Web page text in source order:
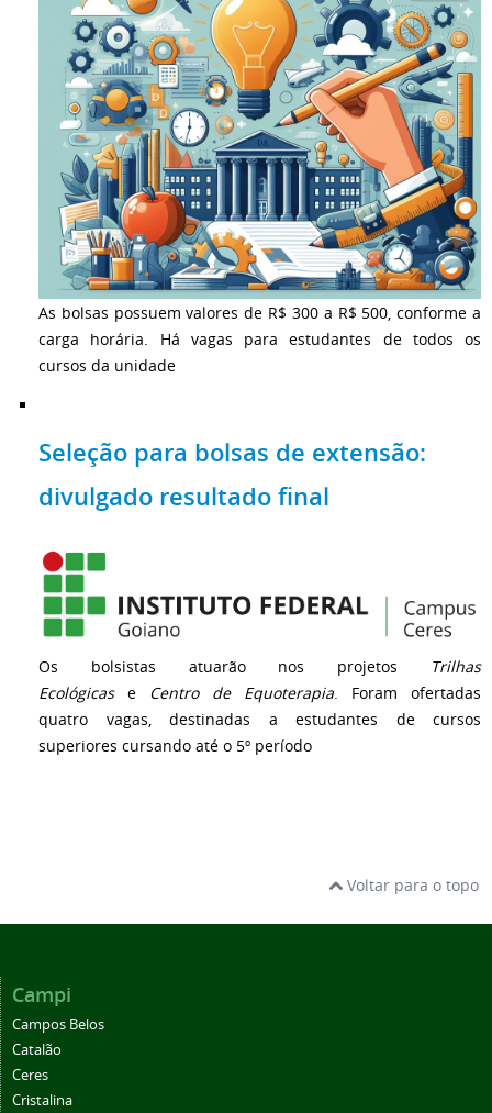
As bolsas possuem valores de R$ 300 a R$ 500, conforme a
carga horária. Há vagas para estudantes de todos os
cursos da unidade
Seleção para bolsas de extensão:
divulgado resultado final
Os bolsistas atuarão nos projetos
Trilhas
Ecológicase Centro de Equoterapia . Foram ofertadas
quatro vagas, destinadas a estudantes de cursos
superiores cursando até o 5º período
Voltar para o topo
Campi
Campos Belos
Catalão
Ceres
Cristalina